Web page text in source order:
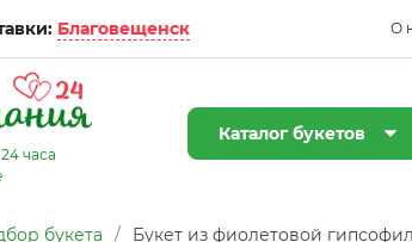
Благовещенск О
часа
Каталог букетов
букета / Букет из фиолетовой